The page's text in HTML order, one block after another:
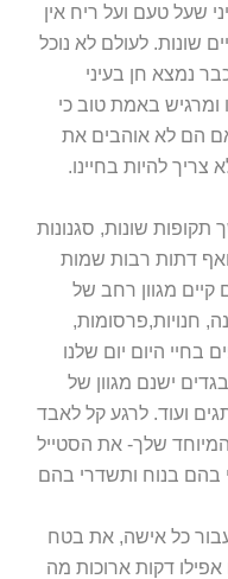
שעל טעם ועל ריח אין
שונות. לעולם לא נוכל
נמצא חן בעיני
ומרגיש באמת טוב כי
הם לא אוהבים את
להיות בחיינו.
תקופות שונות, סגנונות
דתות רבות שמות
קיים מגוון רחב של
חנויות,פרסומות,
בחיי היום יום שלנו
ישנם מגוון של
ועוד. לרגע קל לאבד
המיוחד שלך- את הסטייל
בהם בנוח ותשדרי בהם
כל אישה, את בטח
דקות ארוכות מה